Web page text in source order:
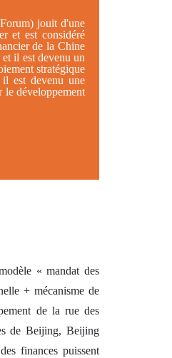
jouit d'une
et est considéré
de la Chine
il est devenu un
stratégique
est devenu une
le développement
« mandat des
+ mécanisme de
de la rue des
de Beijing, Beijing
finances puissent